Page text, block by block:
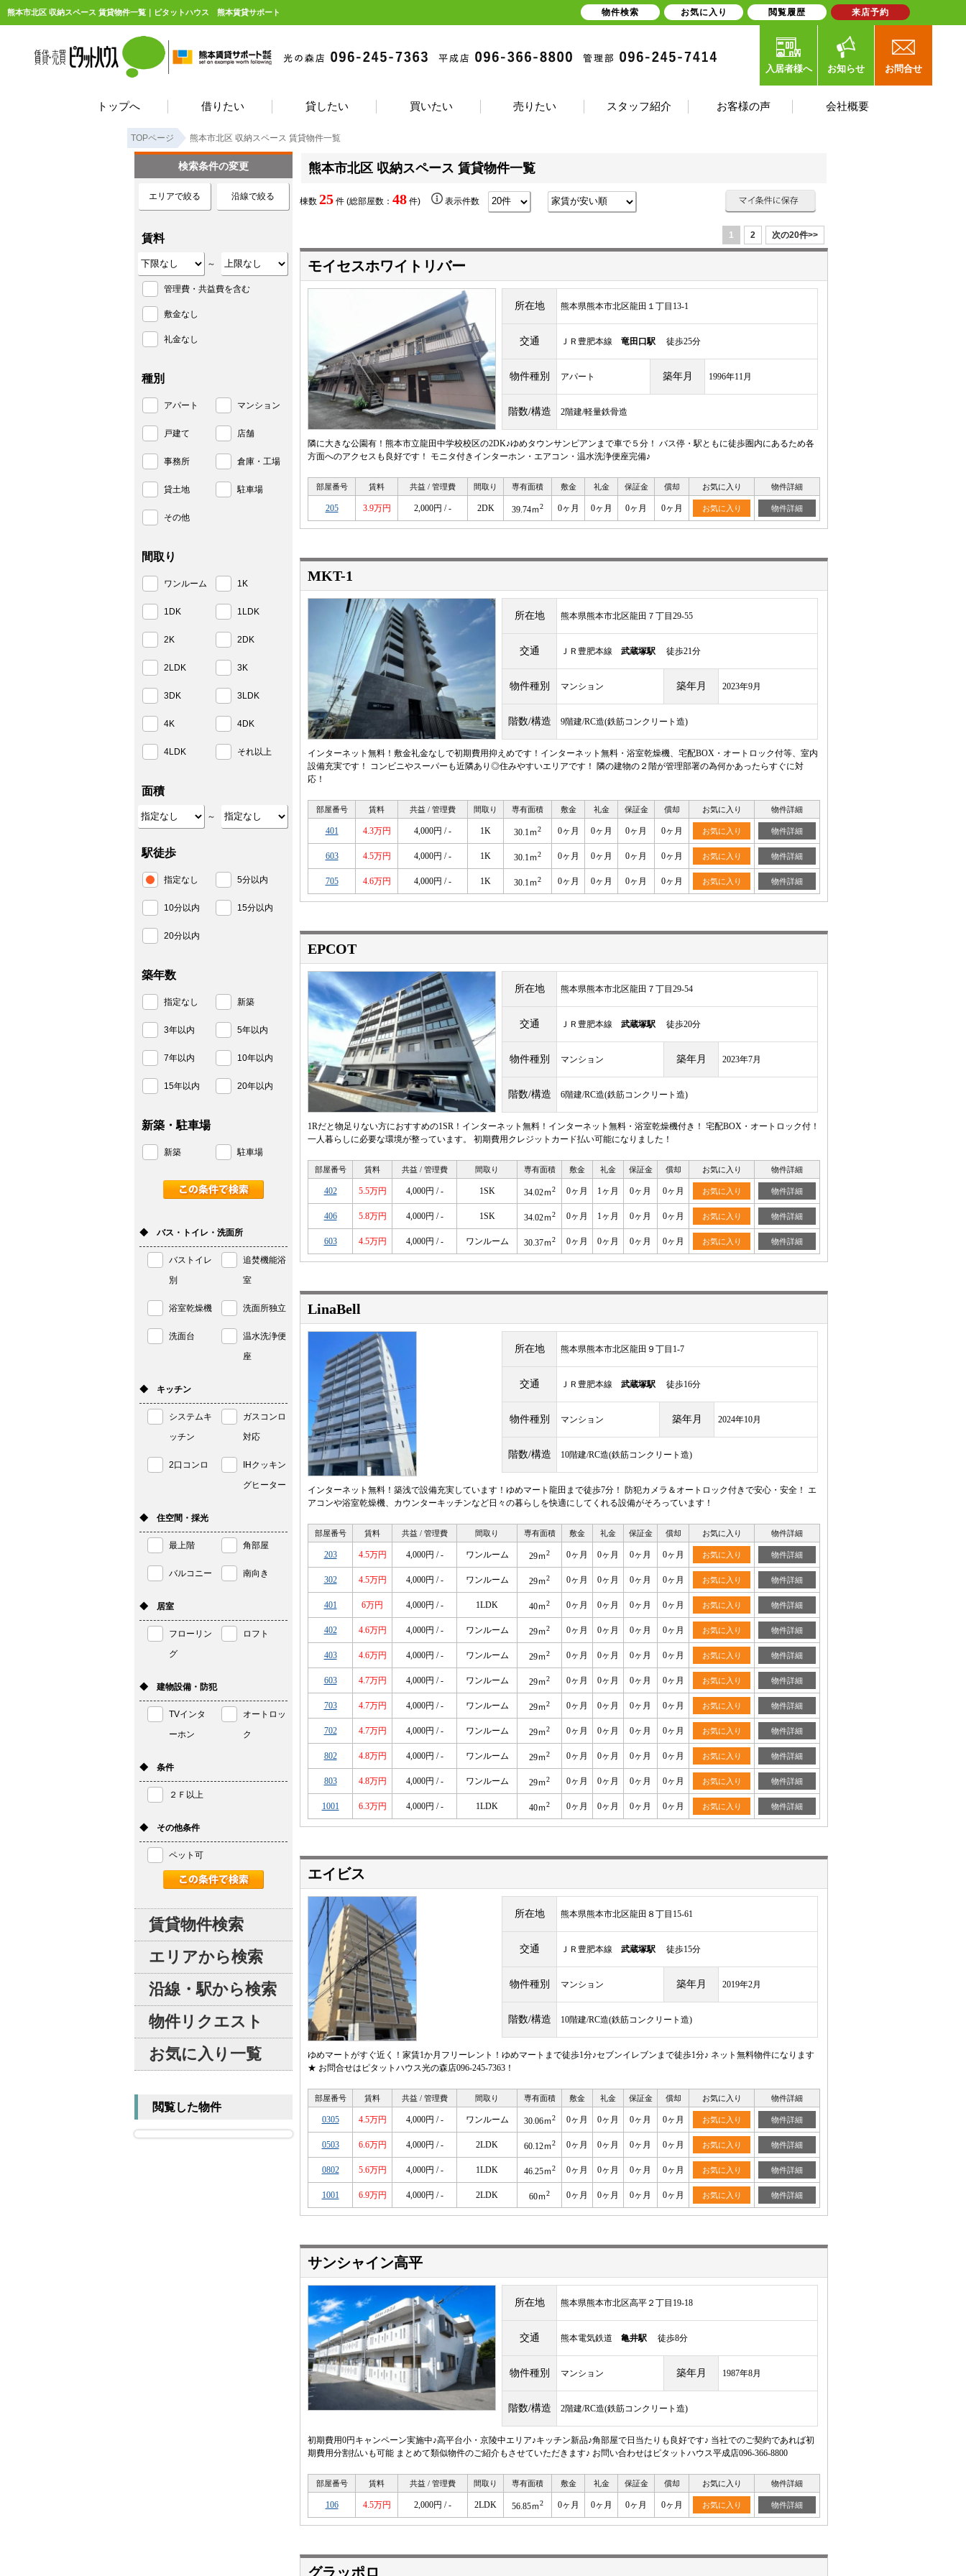
熊本市北区 収納スペース 賃貸物件一覧｜ピタットハウス 熊本賃貸サポート
入居者様へ お知らせ お問合せ
トップへ 借りたい 貸したい 買いたい 売りたい スタッフ紹介 お客様の声 会社概要
TOPページ 熊本市北区 収納スペース 賃貸物件一覧
熊本市北区 収納スペース 賃貸物件一覧
棟数 25 件 (総部屋数： 48 件) 表示件数
1 2 次の20件>>
モイセスホワイトリバー
所在地 熊本県熊本市北区龍田１丁目13-1
交通 ＪＲ豊肥本線 竜田口駅 徒歩25分
物件種別 アパート 築年月 1996年11月
階数/構造 2階建/軽量鉄骨造
隣に大きな公園有！熊本市立龍田中学校校区の2DK♪ゆめタウンサンピアンまで車で５分！ バス停・駅ともに徒歩圏内にあるため各
方面へのアクセスも良好です！ モニタ付きインターホン・エアコン・温水洗浄便座完備♪
部屋番号 賃料 共益 / 管理費 間取り 専有面積 敷金 礼金 保証金 償却 お気に入り 物件詳細
205 3.9万円 2,000円 / - 2DK 39.74ｍ2 0ヶ月 0ヶ月 0ヶ月 0ヶ月 お気に入り 物件詳細
MKT-1
所在地 熊本県熊本市北区龍田７丁目29-55
交通 ＪＲ豊肥本線 武蔵塚駅 徒歩21分
物件種別 マンション 築年月 2023年9月
階数/構造 9階建/RC造(鉄筋コンクリート造)
インターネット無料！敷金礼金なしで初期費用抑えめです！インターネット無料・浴室乾燥機、宅配BOX・オートロック付等、室内
設備充実です！ コンビニやスーパーも近隣あり◎住みやすいエリアです！ 隣の建物の２階が管理部署の為何かあったらすぐに対
応！
部屋番号 賃料 共益 / 管理費 間取り 専有面積 敷金 礼金 保証金 償却 お気に入り 物件詳細
401 4.3万円 4,000円 / - 1K 30.1ｍ2 0ヶ月 0ヶ月 0ヶ月 0ヶ月 お気に入り 物件詳細
603 4.5万円 4,000円 / - 1K 30.1ｍ2 0ヶ月 0ヶ月 0ヶ月 0ヶ月 お気に入り 物件詳細
705 4.6万円 4,000円 / - 1K 30.1ｍ2 0ヶ月 0ヶ月 0ヶ月 0ヶ月 お気に入り 物件詳細
EPCOT
所在地 熊本県熊本市北区龍田７丁目29-54
交通 ＪＲ豊肥本線 武蔵塚駅 徒歩20分
物件種別 マンション 築年月 2023年7月
階数/構造 6階建/RC造(鉄筋コンクリート造)
1Rだと物足りない方におすすめの1SR！インターネット無料！インターネット無料・浴室乾燥機付き！ 宅配BOX・オートロック付！
一人暮らしに必要な環境が整っています。 初期費用クレジットカード払い可能になりました！
部屋番号 賃料 共益 / 管理費 間取り 専有面積 敷金 礼金 保証金 償却 お気に入り 物件詳細
402 5.5万円 4,000円 / - 1SK 34.02ｍ2 0ヶ月 1ヶ月 0ヶ月 0ヶ月 お気に入り 物件詳細
406 5.8万円 4,000円 / - 1SK 34.02ｍ2 0ヶ月 1ヶ月 0ヶ月 0ヶ月 お気に入り 物件詳細
603 4.5万円 4,000円 / - ワンルーム 30.37ｍ2 0ヶ月 0ヶ月 0ヶ月 0ヶ月 お気に入り 物件詳細
LinaBell
所在地 熊本県熊本市北区龍田９丁目1-7
交通 ＪＲ豊肥本線 武蔵塚駅 徒歩16分
物件種別 マンション 築年月 2024年10月
階数/構造 10階建/RC造(鉄筋コンクリート造)
インターネット無料！築浅で設備充実しています！ゆめマート龍田まで徒歩7分！ 防犯カメラ＆オートロック付きで安心・安全！ エ
アコンや浴室乾燥機、カウンターキッチンなど日々の暮らしを快適にしてくれる設備がそろっています！
部屋番号 賃料 共益 / 管理費 間取り 専有面積 敷金 礼金 保証金 償却 お気に入り 物件詳細
203 4.5万円 4,000円 / - ワンルーム 29ｍ2 0ヶ月 0ヶ月 0ヶ月 0ヶ月 お気に入り 物件詳細
302 4.5万円 4,000円 / - ワンルーム 29ｍ2 0ヶ月 0ヶ月 0ヶ月 0ヶ月 お気に入り 物件詳細
401 6万円 4,000円 / - 1LDK 40ｍ2 0ヶ月 0ヶ月 0ヶ月 0ヶ月 お気に入り 物件詳細
402 4.6万円 4,000円 / - ワンルーム 29ｍ2 0ヶ月 0ヶ月 0ヶ月 0ヶ月 お気に入り 物件詳細
403 4.6万円 4,000円 / - ワンルーム 29ｍ2 0ヶ月 0ヶ月 0ヶ月 0ヶ月 お気に入り 物件詳細
603 4.7万円 4,000円 / - ワンルーム 29ｍ2 0ヶ月 0ヶ月 0ヶ月 0ヶ月 お気に入り 物件詳細
703 4.7万円 4,000円 / - ワンルーム 29ｍ2 0ヶ月 0ヶ月 0ヶ月 0ヶ月 お気に入り 物件詳細
702 4.7万円 4,000円 / - ワンルーム 29ｍ2 0ヶ月 0ヶ月 0ヶ月 0ヶ月 お気に入り 物件詳細
802 4.8万円 4,000円 / - ワンルーム 29ｍ2 0ヶ月 0ヶ月 0ヶ月 0ヶ月 お気に入り 物件詳細
803 4.8万円 4,000円 / - ワンルーム 29ｍ2 0ヶ月 0ヶ月 0ヶ月 0ヶ月 お気に入り 物件詳細
1001 6.3万円 4,000円 / - 1LDK 40ｍ2 0ヶ月 0ヶ月 0ヶ月 0ヶ月 お気に入り 物件詳細
エイビス
所在地 熊本県熊本市北区龍田８丁目15-61
交通 ＪＲ豊肥本線 武蔵塚駅 徒歩15分
物件種別 マンション 築年月 2019年2月
階数/構造 10階建/RC造(鉄筋コンクリート造)
ゆめマートがすぐ近く！家賃1か月フリーレント！ゆめマートまで徒歩1分♪セブンイレブンまで徒歩1分♪ ネット無料物件になります
★ お問合せはピタットハウス光の森店096-245-7363！
部屋番号 賃料 共益 / 管理費 間取り 専有面積 敷金 礼金 保証金 償却 お気に入り 物件詳細
0305 4.5万円 4,000円 / - ワンルーム 30.06ｍ2 0ヶ月 0ヶ月 0ヶ月 0ヶ月 お気に入り 物件詳細
0503 6.6万円 4,000円 / - 2LDK 60.12ｍ2 0ヶ月 0ヶ月 0ヶ月 0ヶ月 お気に入り 物件詳細
0802 5.6万円 4,000円 / - 1LDK 46.25ｍ2 0ヶ月 0ヶ月 0ヶ月 0ヶ月 お気に入り 物件詳細
1001 6.9万円 4,000円 / - 2LDK 60ｍ2 0ヶ月 0ヶ月 0ヶ月 0ヶ月 お気に入り 物件詳細
サンシャイン高平
所在地 熊本県熊本市北区高平２丁目19-18
交通 熊本電気鉄道 亀井駅 徒歩8分
物件種別 マンション 築年月 1987年8月
階数/構造 2階建/RC造(鉄筋コンクリート造)
初期費用0円キャンペーン実施中♪高平台小・京陵中エリア♪キッチン新品♪角部屋で日当たりも良好です♪ 当社でのご契約であれば初
期費用分割払いも可能 まとめて類似物件のご紹介もさせていただきます♪ お問い合わせはピタットハウス平成店096-366-8800
部屋番号 賃料 共益 / 管理費 間取り 専有面積 敷金 礼金 保証金 償却 お気に入り 物件詳細
106 4.5万円 2,000円 / - 2LDK 56.85ｍ2 0ヶ月 0ヶ月 0ヶ月 0ヶ月 お気に入り 物件詳細
グラッポロ
検索条件の変更
エリアで絞る 沿線で絞る
賃料
～
管理費・共益費を含む
敷金なし
礼金なし
種別
アパート マンション
戸建て 店舗
事務所 倉庫・工場
貸土地 駐車場
その他
間取り
ワンルーム 1K
1DK 1LDK
2K 2DK
2LDK 3K
3DK 3LDK
4K 4DK
4LDK それ以上
面積
～
駅徒歩
指定なし 5分以内
10分以内 15分以内
20分以内
築年数
指定なし 新築
3年以内 5年以内
7年以内 10年以内
15年以内 20年以内
新築・駐車場
新築 駐車場
◆ バス・トイレ・洗面所
バストイレ
別
追焚機能浴
室
浴室乾燥機 洗面所独立
洗面台
温水洗浄便
座
◆ キッチン
システムキ
ッチン
ガスコンロ
対応
2口コンロ
IHクッキン
グヒーター
◆ 住空間・採光
最上階 角部屋
バルコニー 南向き
◆ 居室
フローリン
グ
ロフト
◆ 建物設備・防犯
TVインタ
ーホン
オートロッ
ク
◆ 条件
２Ｆ以上
◆ その他条件
ペット可
賃貸物件検索
エリアから検索
沿線・駅から検索
物件リクエスト
お気に入り一覧
閲覧した物件
物件検索 お気に入り 閲覧履歴 来店予約